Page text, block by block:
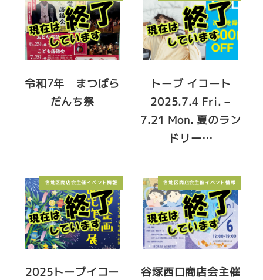
令和7年 まつばら
だんち祭
トーブ イコート
2025.7.4 Fri. –
7.21 Mon. 夏のラン
ドリー…
各地区商店会主催イベント情報
2025トーブイコー
各地区商店会主催イベント情報
谷塚西口商店会主催